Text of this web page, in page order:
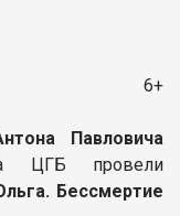
6+
Павловича
ЦГБ провели
Бессмертие